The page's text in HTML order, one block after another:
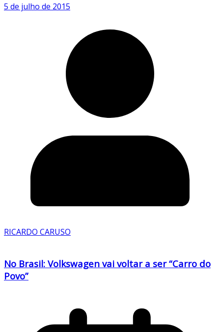
5 de julho de 2015
RICARDO CARUSO
No Brasil: Volkswagen vai voltar a ser “Carro do
Povo”